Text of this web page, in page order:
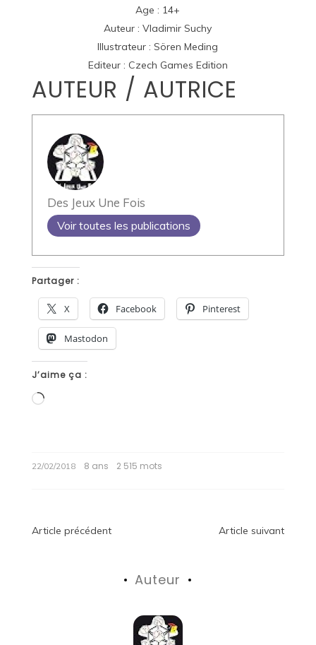
Age : 14+
Auteur : Vladimir Suchy
Illustrateur : Sören Meding
Editeur : Czech Games Edition
AUTEUR / AUTRICE
Des Jeux Une Fois
Voir toutes les publications
Partager :
X Facebook Pinterest
Mastodon
J’aime ça :
Chargement…
22/02/2018 8 ans 2 515 mots
Navigation
Article précédent Article suivant
Auteur